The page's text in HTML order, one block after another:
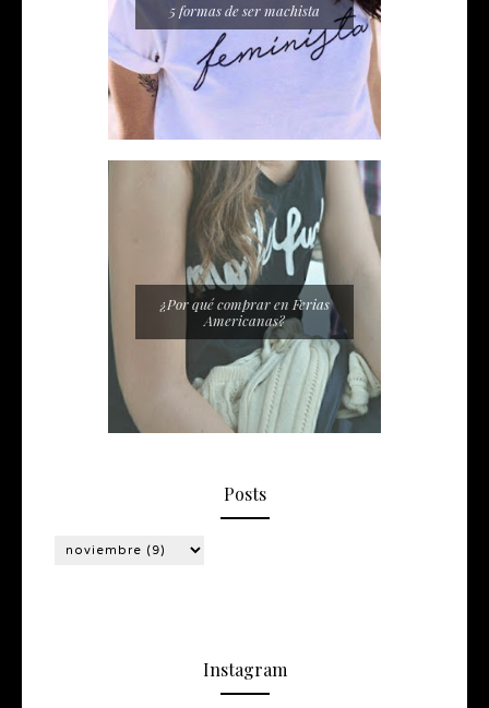
5 formas de ser machista
¿Por qué comprar en Ferias
Americanas?
Posts
Instagram